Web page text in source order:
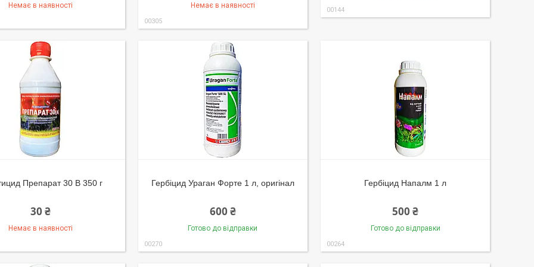
Немає в наявності Немає в наявності
00305
00144
Препарат 30 В 350 г
30 ₴
Немає в наявності
Гербіцид Ураган Форте 1 л, оригінал
600 ₴
Готово до відправки
00270
Гербіцид Напалм 1 л
500 ₴
Готово до відправки
00264